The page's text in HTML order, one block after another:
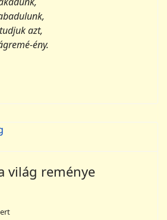
azt,
ény.
világ reménye